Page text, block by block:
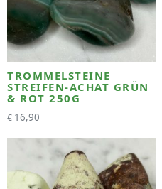
TROMMELSTEINE
STREIFEN-ACHAT GRÜN
& ROT 250G
€ 16,90